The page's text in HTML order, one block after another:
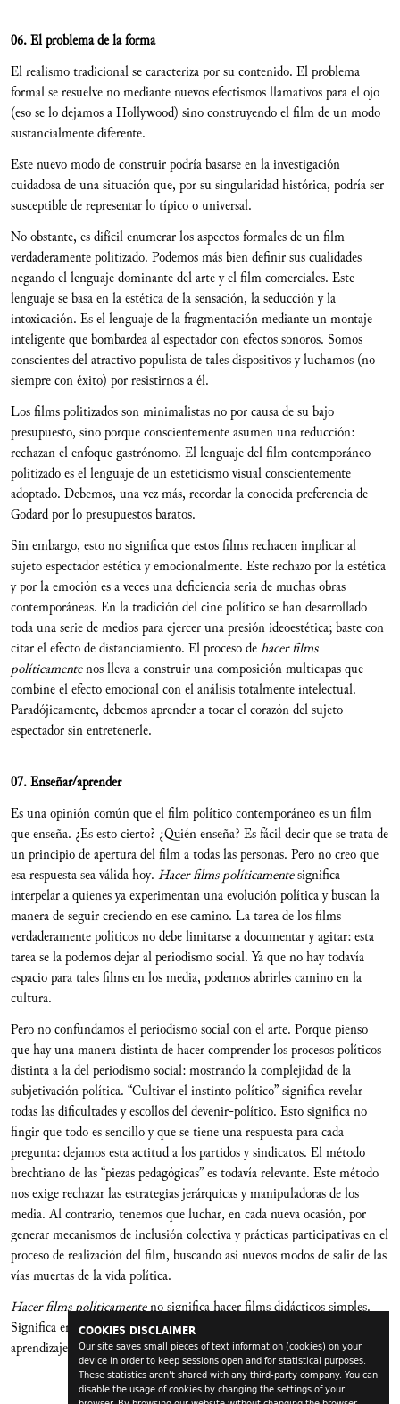
COOKIES DISCLAIMER
Our site saves small pieces of text information (cookies) on your
device in order to keep sessions open and for statistical purposes.
These statistics aren't shared with any third-party company. You can
disable the usage of cookies by changing the settings of your
06. El problema de la forma
El realismo tradicional se caracteriza por su contenido. El problema
formal se resuelve no mediante nuevos efectismos llamativos para el ojo
(eso se lo dejamos a Hollywood) sino construyendo el film de un modo
sustancialmente diferente.
Este nuevo modo de construir podría basarse en la investigación
cuidadosa de una situación que, por su singularidad histórica, podría ser
susceptible de representar lo típico o universal.
No obstante, es difícil enumerar los aspectos formales de un film
verdaderamente politizado. Podemos más bien definir sus cualidades
negando el lenguaje dominante del arte y el film comerciales. Este
lenguaje se basa en la estética de la sensación, la seducción y la
intoxicación. Es el lenguaje de la fragmentación mediante un montaje
inteligente que bombardea al espectador con efectos sonoros. Somos
conscientes del atractivo populista de tales dispositivos y luchamos (no
siempre con éxito) por resistirnos a él.
Los films politizados son minimalistas no por causa de su bajo
presupuesto, sino porque conscientemente asumen una reducción:
rechazan el enfoque gastrónomo. El lenguaje del film contemporáneo
politizado es el lenguaje de un esteticismo visual conscientemente
adoptado. Debemos, una vez más, recordar la conocida preferencia de
Godard por lo presupuestos baratos.
Sin embargo, esto no significa que estos films rechacen implicar al
sujeto espectador estética y emocionalmente. Este rechazo por la estética
y por la emoción es a veces una deficiencia seria de muchas obras
contemporáneas. En la tradición del cine político se han desarrollado
toda una serie de medios para ejercer una presión ideoestética; baste con
citar el efecto de distanciamiento. El proceso dehacer films
políticamentenos lleva a construir una composición multicapas que
combine el efecto emocional con el análisis totalmente intelectual.
Paradójicamente, debemos aprender a tocar el corazón del sujeto
espectador sin entretenerle.
07. Enseñar/aprender
Es una opinión común que el film político contemporáneo es un film
que enseña. ¿Es esto cierto? ¿Quién enseña? Es fácil decir que se trata de
un principio de apertura del film a todas las personas. Pero no creo que
esa respuesta sea válida hoy. Hacer films políticamentesignifica
interpelar a quienes ya experimentan una evolución política y buscan la
manera de seguir creciendo en ese camino. La tarea de los films
verdaderamente políticos no debe limitarse a documentar y agitar: esta
tarea se la podemos dejar al periodismo social. Ya que no hay todavía
espacio para tales films en los media, podemos abrirles camino en la
cultura.
Pero no confundamos el periodismo social con el arte. Porque pienso
que hay una manera distinta de hacer comprender los procesos políticos
distinta a la del periodismo social: mostrando la complejidad de la
subjetivación política. “Cultivar el instinto político” significa revelar
todas las dificultades y escollos del devenir-político. Esto significa no
fingir que todo es sencillo y que se tiene una respuesta para cada
pregunta: dejamos esta actitud a los partidos y sindicatos. El método
brechtiano de las “piezas pedagógicas” es todavía relevante. Este método
nos exige rechazar las estrategias jerárquicas y manipuladoras de los
media. Al contrario, tenemos que luchar, en cada nueva ocasión, por
generar mecanismos de inclusión colectiva y prácticas participativas en el
proceso de realización del film, buscando así nuevos modos de salir de las
vías muertas de la vida política.
Hacer films políticamenteno significa hacer films didácticos simples.
Significa enseñarnos a nosotros mismos el mismísimo proceso de
aprendizaje.